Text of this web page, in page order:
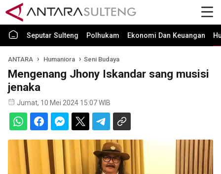
Seputar Sulteng Polhukam Ekonomi Dan Keuangan
ANTARA Humaniora Seni Budaya
Mengenang Jhony Iskandar sang musisi
jenaka
Jumat, 10 Mei 2024 15:07 WIB